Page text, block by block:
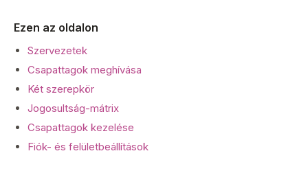
Ezen az oldalon
Szervezetek
Csapattagok meghívása
Két szerepkör
Jogosultság-mátrix
Csapattagok kezelése
Fiók- és felületbeállítások